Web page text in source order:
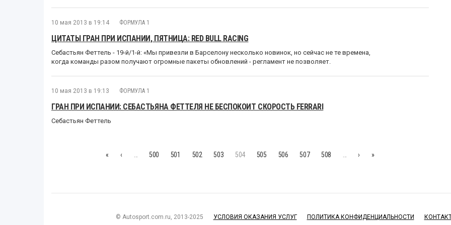
10 мая 2013 в 19:14 ФОРМУЛА 1
ЦИТАТЫ ГРАН ПРИ ИСПАНИИ, ПЯТНИЦА: RED BULL RACING
Себастьян Феттель - 19-й/1-й: «Мы привезли в Барселону несколько новинок, но сейчас не те времена,
когда команды разом получают огромные пакеты обновлений - регламент не позволяет.
10 мая 2013 в 19:13 ФОРМУЛА 1
ГРАН ПРИ ИСПАНИИ: СЕБАСТЬЯНА ФЕТТЕЛЯ НЕ БЕСПОКОИТ СКОРОСТЬ FERRARI
Себастьян Феттель
« ‹ 500 501 502 503 504 505 506 507 508 › »
© Autosport.com.ru, 2013-2025 УСЛОВИЯ ОКАЗАНИЯ УСЛУГ ПОЛИТИКА КОНФИДЕНЦИАЛЬНОСТИ